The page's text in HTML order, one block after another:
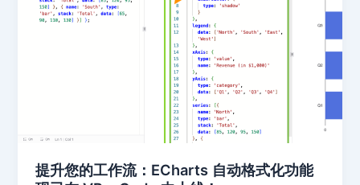
提升您的工作流：ECharts 自动格式化功能